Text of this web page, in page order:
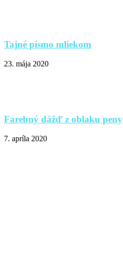
Tajné písmo mliekom
23. mája 2020
Farebný dážď z oblaku peny
7. apríla 2020